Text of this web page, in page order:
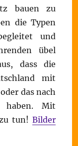
bauen zu
die Typen
und
übel
dass die
mit
das nach
haben. Mit
zu tun!Bilder